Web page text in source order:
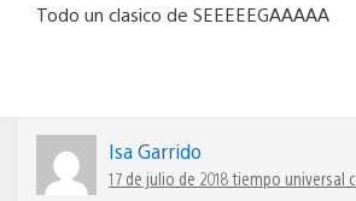
Todo un clasico de SEEEEEGAAAAA
Isa Garrido
17 de julio de 2018 tiempo universal